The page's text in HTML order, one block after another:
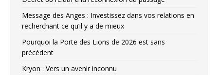
Message des Anges : Investissez dans vos relations en
recherchant ce qu’il y a de mieux
Pourquoi la Porte des Lions de 2026 est sans
précédent
Kryon : Vers un avenir inconnu